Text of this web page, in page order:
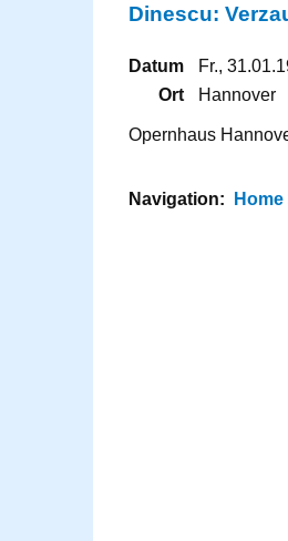
Dinescu:
Datum
Fr.,
Ort
Hannover
Opernhaus
Navigation: Home